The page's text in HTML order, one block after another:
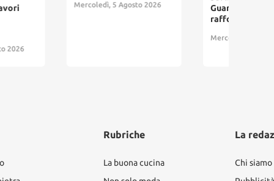
5 Agosto 2026
Guardia Costiera
Rubriche
La buona cucina
La
Chi siamo